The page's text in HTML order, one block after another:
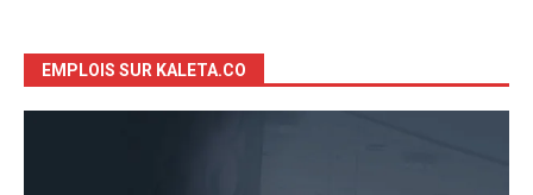
EMPLOIS SUR KALETA.CO